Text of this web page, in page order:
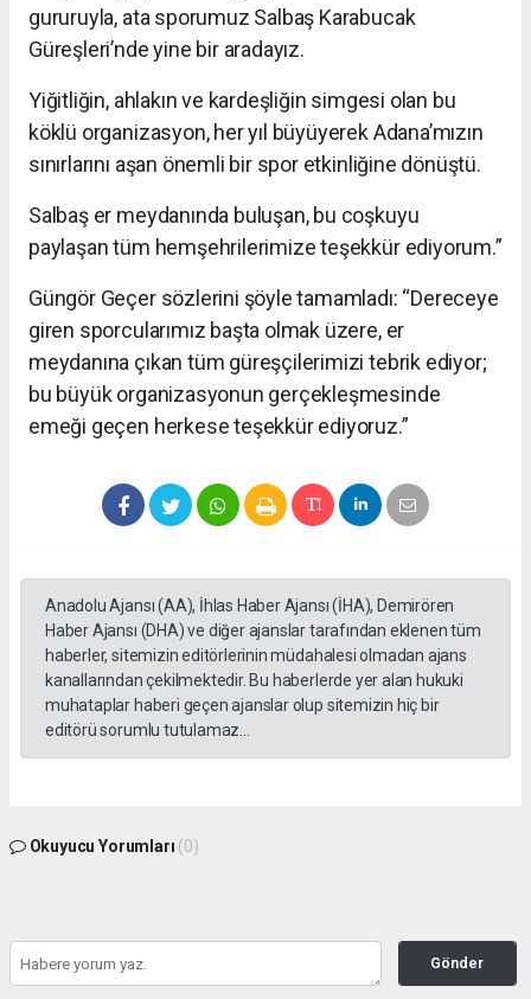
gururuyla, ata sporumuz Salbaş Karabucak
Güreşleri’nde yine bir aradayız.
Yiğitliğin, ahlakın ve kardeşliğin simgesi olan bu
köklü organizasyon, her yıl büyüyerek Adana’mızın
sınırlarını aşan önemli bir spor etkinliğine dönüştü.
Salbaş er meydanında buluşan, bu coşkuyu
paylaşan tüm hemşehrilerimize teşekkür ediyorum.”
Güngör Geçer sözlerini şöyle tamamladı: “Dereceye
giren sporcularımız başta olmak üzere, er
meydanına çıkan tüm güreşçilerimizi tebrik ediyor;
bu büyük organizasyonun gerçekleşmesinde
emeği geçen herkese teşekkür ediyoruz.”
Anadolu Ajansı (AA), İhlas Haber Ajansı (İHA), Demirören
Haber Ajansı (DHA) ve diğer ajanslar tarafından eklenen tüm
haberler, sitemizin editörlerinin müdahalesi olmadan ajans
kanallarından çekilmektedir. Bu haberlerde yer alan hukuki
muhataplar haberi geçen ajanslar olup sitemizin hiç bir
editörü sorumlu tutulamaz...
Okuyucu Yorumları (0)
Gönder